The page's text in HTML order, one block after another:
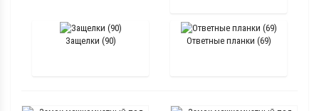
Защелки (90) Ответные планки (69)